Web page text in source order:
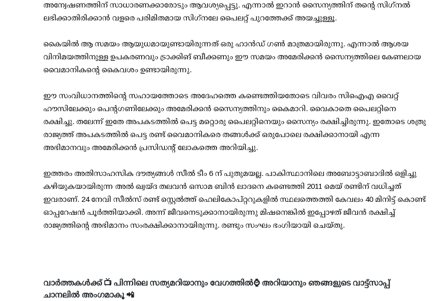
അന്വേഷണത്തിന് സാധാരണക്കാരോടും ആവശ്യപ്പെട്ടു. എന്നാല്‍ ഇറാന്‍ സൈന്യത്തിന് തന്റെ സിഗ്‌നല്‍
ലഭിക്കാതിരിക്കാന്‍ വളരെ പരിമിതമായ സിഗ്‌നലേ പൈലറ്റ് പുറത്തേക്ക് അയച്ചുള്ളൂ.
കൈയില്‍ ആ സമയം ആയുധമായുണ്ടായിരുന്നത് ഒരു ഹാന്‍ഡ് ഗണ്‍ മാത്രമായിരുന്നു. എന്നാല്‍ ആശയ
വിനിമയത്തിനുള്ള ഉപകരണവും ട്രാക്കിങ് ബീക്കണും ഈ സമയം അമേരിക്കന്‍ സൈന്യത്തിലെ കേണലായ
വൈമാനികന്റെ കൈവശം ഉണ്ടായിരുന്നു.
ഈ സംവിധാനത്തിന്റെ സഹായത്തോടെ അദേഹത്തെ കണ്ടെത്തിയതോടെ വിവരം സിഐഎ വൈറ്റ്
ഹൗസിലേക്കും പെന്റഗണിലേക്കും അമേരിക്കന്‍ സൈന്യത്തിനും കൈമാറി. വൈകാതെ പൈലറ്റിനെ
രക്ഷിച്ചു. തലേന്ന് ഇതേ അപകടത്തില്‍ പെട്ട മറ്റൊരു പൈലറ്റിനെയും സൈന്യം രക്ഷിച്ചിരുന്നു. ഇതോടെ ശത്രു
രാജ്യത്ത് അപകടത്തില്‍ പെട്ട രണ്ട് വൈമാനികരെ തങ്ങള്‍ക്ക് ഒരുപോലെ രക്ഷിക്കാനായി എന്ന
അഭിമാനവും അമേരിക്കന്‍ പ്രസിഡന്റ് ലോകത്തെ അറിയിച്ചു.
ഇത്തരം അതിസാഹസിക ദൗത്യങ്ങള്‍ സീല്‍ ടീം 6 ന് പുതുമയല്ല. പാകിസ്ഥാനിലെ അബോട്ടാബാദില്‍ ഒളിച്ചു
കഴിയുകയായിരുന്ന അല്‍ ഖ്വയ്ദ തലവന്‍ ഒസാമ ബിന്‍ ലാദനെ കണ്ടെത്തി 2011 മെയ് രണ്ടിന് വധിച്ചത്
ഇവരാണ്. 24 നേവി സീല്‍സ് രണ്ട് സ്റ്റെല്‍ത്ത് ഹെലികോപ്റ്ററുകളില്‍ സ്ഥലത്തെത്തി കേവലം 40 മിനിട്ട് കൊണ്ട്
ഓപ്പറേഷന്‍ പൂര്‍ത്തിയാക്കി. അന്ന് ജീവനെടുക്കാനായിരുന്നു മിഷനെങ്കില്‍ ഇപ്പോഴത് ജീവന്‍ രക്ഷിച്ച്
രാജ്യത്തിന്റെ അഭിമാനം സംരക്ഷിക്കാനായിരുന്നു. രണ്ടും സംഘം ഭംഗിയായി ചെയ്തു.
വാർത്തകൾക്ക് 📺 പിന്നിലെ സത്യമറിയാനും വേഗത്തിൽ⌚ അറിയാനും ഞങ്ങളുടെ വാട്ട്സാപ്പ്
ചാനലിൽ അംഗമാകൂ 📲